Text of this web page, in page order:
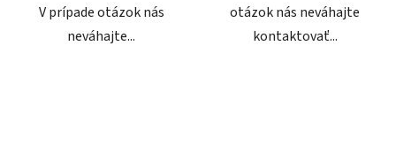
V prípade otázok nás
neváhajte...
otázok nás neváhajte
kontaktovať...